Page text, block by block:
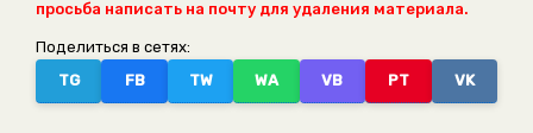
просьба написать на почту для удаления материала.
Поделиться в сетях:
TG
FB TW WA VB PT VK